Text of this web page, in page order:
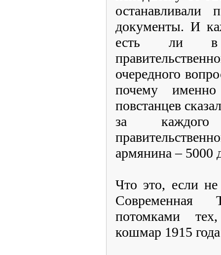
останавливали
документы. И
есть ли в
очередного
почему
повстанцев
за каждого
армянина – 5000
Что это, если
Современная
потомками
кошмар 1915